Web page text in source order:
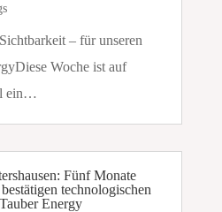
– für unseren
Woche ist auf
ein…
Fünf Monate
technologischen
Energy